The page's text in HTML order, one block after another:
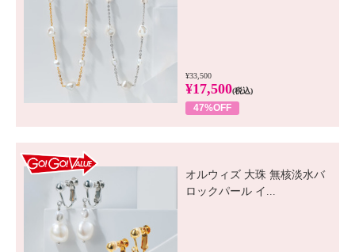
¥33,500
¥17,500(税込)
47%OFF
オルウィズ 大珠 無核淡水バ
ロックパール イ...